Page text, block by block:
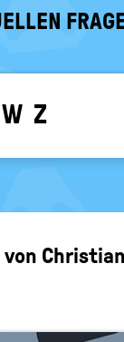
W Z
von